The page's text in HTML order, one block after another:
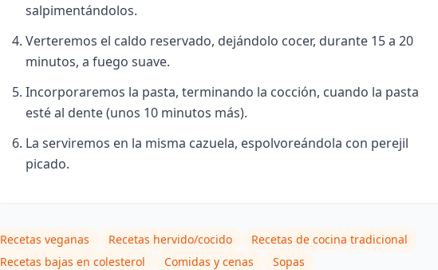
salpimentándolos.
Verteremos el caldo reservado, dejándolo cocer, durante 15 a 20
minutos, a fuego suave.
Incorporaremos la pasta, terminando la cocción, cuando la pasta
esté al dente (unos 10 minutos más).
La serviremos en la misma cazuela, espolvoreándola con perejil
picado.
Recetas veganas Recetas hervido/cocido
Recetas de cocina tradicional
Recetas bajas en colesterol
Comidas y cenas Sopas